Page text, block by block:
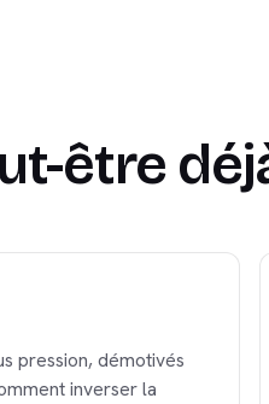
être
pression, démotivés
inverser la